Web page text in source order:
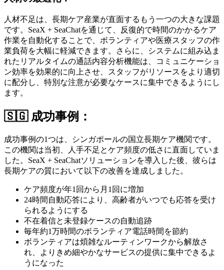
人材不足は、長期ケア産業が直面するもう一つの大きな課題
です。SeaX + SeaChatを通じて、反復的で時間のかかるケア
作業を自動化することで、ボランティアや医療スタッフの作
業負荷を大幅に軽減できます。さらに、システムに組み込ま
れたリアルタイムの通話内容分析機能は、コミュニケーショ
ン効率を効果的に向上させ、スタッフがリソースをより適切
に配分し、特別な注意が必要なケースに集中できるようにし
ます。
🇸🇬 成功事例：
成功事例の1つは、シンガポールの国立長期ケア機関です。
この機関は当初、人手不足とケア頻度の低さに直面していま
した。SeaX + SeaChatソリューションを導入した後、彼らは
長期ケアの質において以下の改善を達成しました。
ケア頻度が年1回から月1回に増加
24時間自動応答により、高齢者がいつでも応答を受け
られるようにする
不在着信と未登録ケースの自動追跡
毎年約1万時間のボランティア電話時間を節約
ボランティアは煩雑なルーティンワークから解放さ
れ、よりきめ細やかなサービスの提供に集中できるよ
うになった